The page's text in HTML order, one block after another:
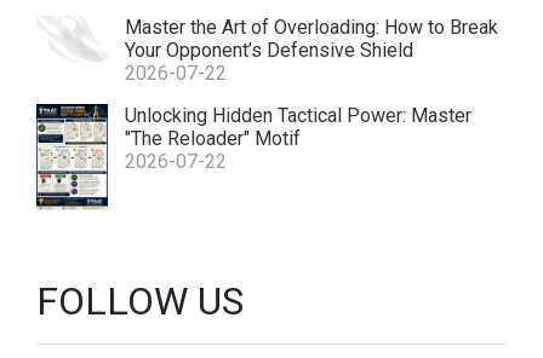
Master the Art of Overloading: How to Break
Your Opponent’s Defensive Shield
2026-07-22
Unlocking Hidden Tactical Power: Master
"The Reloader" Motif
2026-07-22
FOLLOW US
ht
tp
c
o